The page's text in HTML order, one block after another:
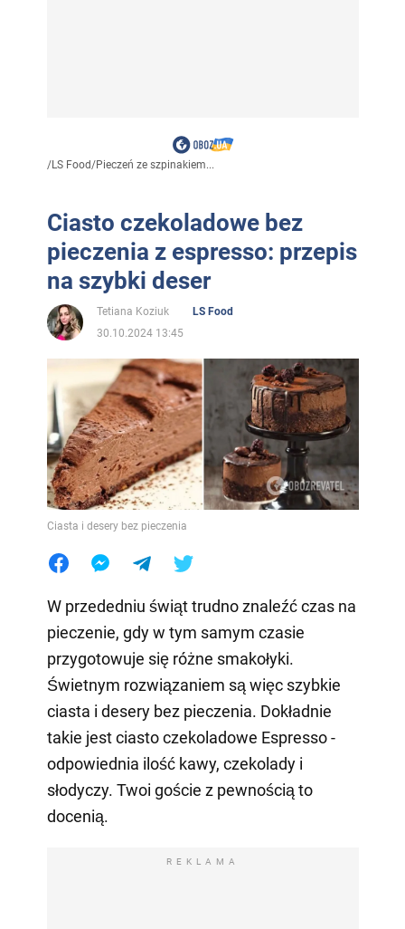
/LS Food/Pieczeń ze szpinakiem...
Ciasto czekoladowe bez
pieczenia z espresso: przepis
na szybki deser
Tetiana Koziuk
LS Food
30.10.2024 13:45
Ciasta i desery bez pieczenia
W przededniu świąt trudno znaleźć czas na
pieczenie, gdy w tym samym czasie
przygotowuje się różne smakołyki.
Świetnym rozwiązaniem są więc szybkie
ciasta i desery bez pieczenia. Dokładnie
takie jest ciasto czekoladowe Espresso -
odpowiednia ilość kawy, czekolady i
słodyczy. Twoi goście z pewnością to
docenią.
REKLAMA